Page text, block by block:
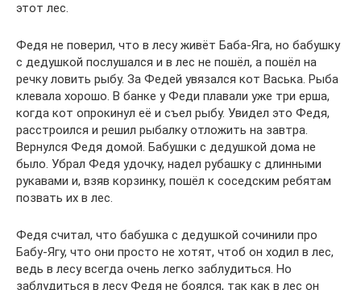
этот лес.
Федя не поверил, что в лесу живёт Баба-Яга, но бабушку
с дедушкой послушался и в лес не пошёл, а пошёл на
речку ловить рыбу. За Федей увязался кот Васька. Рыба
клевала хорошо. В банке у Феди плавали уже три ерша,
когда кот опрокинул её и съел рыбу. Увидел это Федя,
расстроился и решил рыбалку отложить на завтра.
Вернулся Федя домой. Бабушки с дедушкой дома не
было. Убрал Федя удочку, надел рубашку с длинными
рукавами и, взяв корзинку, пошёл к соседским ребятам
позвать их в лес.
Федя считал, что бабушка с дедушкой сочинили про
Бабу-Ягу, что они просто не хотят, чтоб он ходил в лес,
ведь в лесу всегда очень легко заблудиться. Но
заблудиться в лесу Федя не боялся, так как в лес он